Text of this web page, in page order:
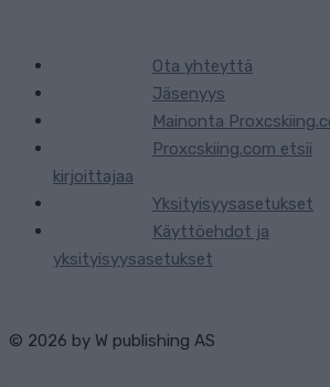
Ota yhteyttä
Jäsenyys
Mainonta
Proxcskiing.com etsii
kirjoittajaa
Yksityisyysasetukset
Käyttöehdot ja
yksityisyysasetukset
© 2026 by W publishing AS